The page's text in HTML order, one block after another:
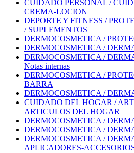
CUIDADO PERSONAL /
CREMA-LOCION
DEPORTE Y FITNESS /
/ SUPLEMENTOS
DERMOCOSMETICA /
DERMOCOSMETICA /
DERMOCOSMETICA /
Notas internas
DERMOCOSMETICA /
BARRA
DERMOCOSMETICA /
CUIDADO DEL HOGAR /
ARTICULOS DEL HOGAR
DERMOCOSMETICA /
DERMOCOSMETICA /
DERMOCOSMETICA /
APLICADORES-